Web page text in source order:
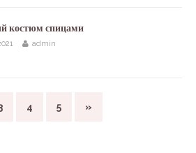
костюм спицами
admin
4 5 »